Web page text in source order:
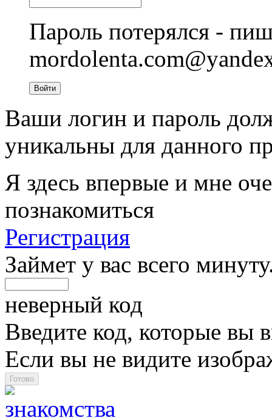
Пароль потерялся -
Войти
Ваши логин и пароль
уникальны для данного
Я здесь впервые и мне
познакомиться
Регистрация
Займет у вас всего
неверный код
Введите код, которые вы
Если вы не видите